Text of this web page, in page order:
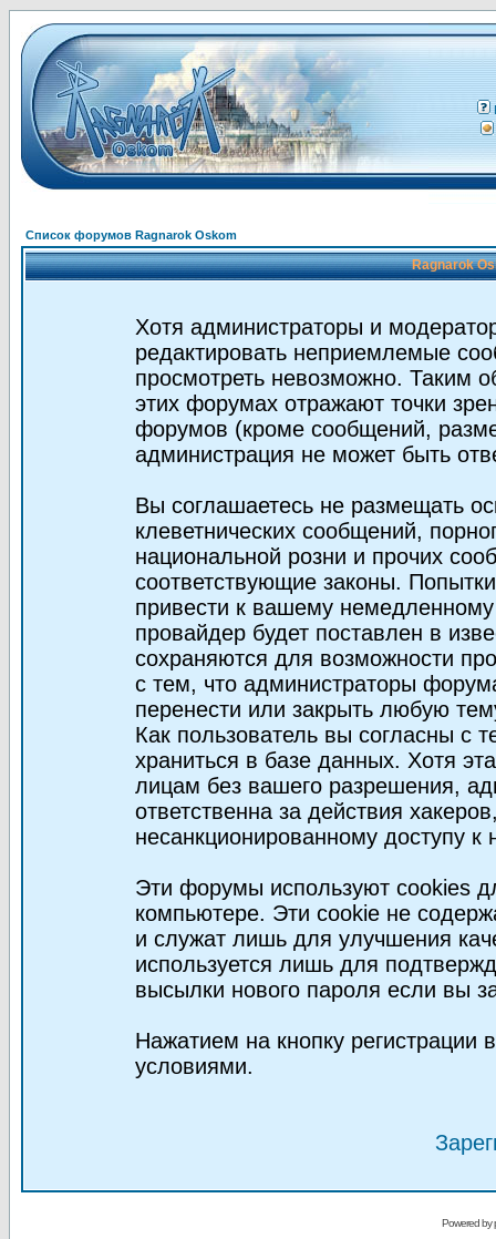
Список форумов Ragnarok Oskom
Ragnarok
Хотя администраторы и
редактировать неприемлемые
просмотреть невозможно. Таким
этих форумах отражают точки
форумов (кроме сообщений,
администрация не может быть
Вы соглашаетесь не размещать
клеветнических сообщений,
национальной розни и прочих
соответствующие законы.
привести к вашему
провайдер будет поставлен в
сохраняются для возможности
с тем, что администраторы
перенести или закрыть любую
Как пользователь вы согласны с
храниться в базе данных. Хотя
лицам без вашего разрешения,
ответственна за действия
несанкционированному доступу к
Эти форумы используют cookies
компьютере. Эти cookie не
и служат лишь для улучшения
используется лишь для
высылки нового пароля если вы
Нажатием на кнопку регистрации
условиями.
Powered by